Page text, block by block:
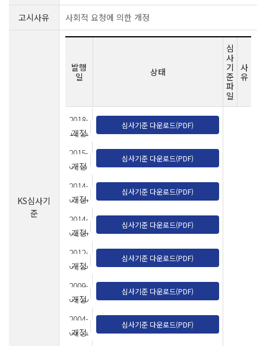
고시사유 사회적 요청에 의한 개정
KS심사기
준
발행
일
상태
심
사
기
준
파
일
사
유
2018-
12-11
개정
심사기준 다운로드(PDF)
2015-
07-07
개정
심사기준 다운로드(PDF)
2014-
03-04
개정
심사기준 다운로드(PDF)
2014-
02-04
개정
심사기준 다운로드(PDF)
2012-
07-23
개정
심사기준 다운로드(PDF)
2009-
09-10
개정
심사기준 다운로드(PDF)
2004-
08-31
개정
심사기준 다운로드(PDF)